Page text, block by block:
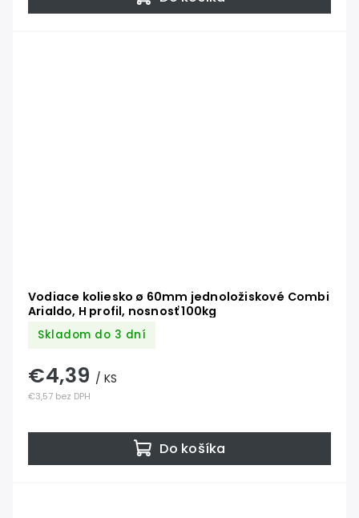
Vodiace koliesko ø 60mm jednoložiskové Combi
Arialdo, H profil, nosnosť 100kg
Skladom do 3 dní
€3,57 bez DPH
€4,39 / KS
Do košíka